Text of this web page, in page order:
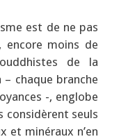
est de ne pas
moins de
de la
chaque branche
-, englobe
considèrent seuls
et minéraux n’en